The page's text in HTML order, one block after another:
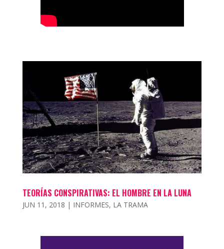
TEORÍAS CONSPIRATIVAS: EL HOMBRE EN LA LUNA
JUN 11, 2018 | INFORMES, LA TRAMA